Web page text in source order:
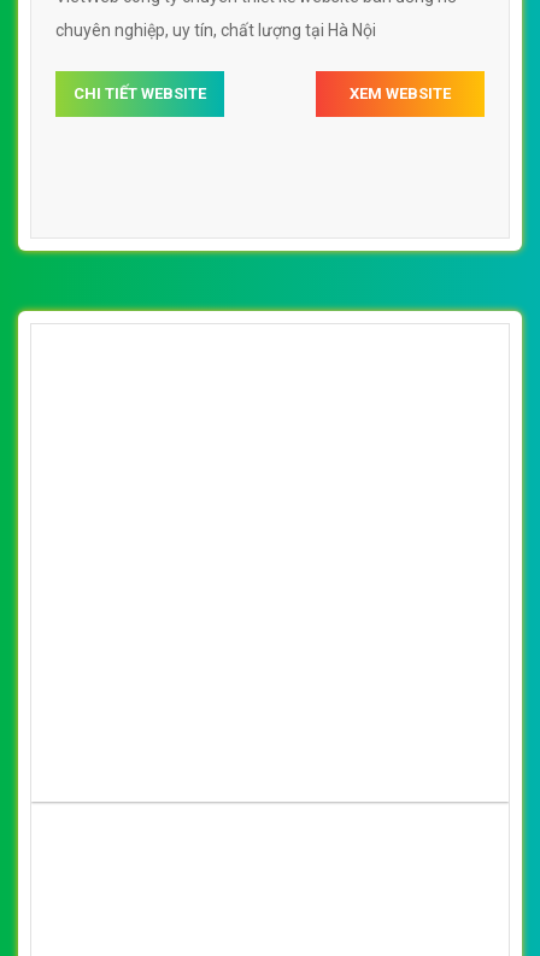
chuyên nghiệp, uy tín, chất lượng tại Hà Nội
CHI TIẾT WEBSITE XEM WEBSITE